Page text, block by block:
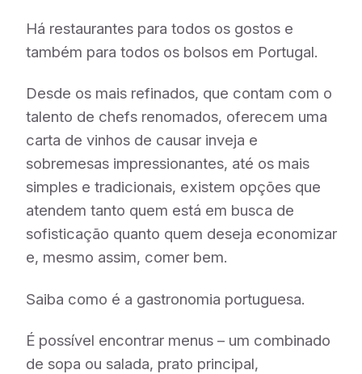
Há restaurantes para todos os gostos e
também para todos os bolsos em Portugal.
Desde os mais refinados, que contam com o
talento de chefs renomados, oferecem uma
carta de vinhos de causar inveja e
sobremesas impressionantes, até os mais
simples e tradicionais, existem opções que
atendem tanto quem está em busca de
sofisticação quanto quem deseja economizar
e, mesmo assim, comer bem.
Saiba como é a gastronomia portuguesa.
É possível encontrar menus – um combinado
de sopa ou salada, prato principal,